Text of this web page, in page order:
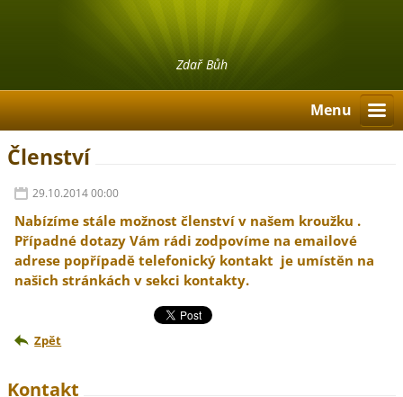
Zdař Bůh
Menu
Členství
29.10.2014 00:00
Nabízíme stále možnost členství v našem kroužku .
Případné dotazy Vám rádi zodpovíme na emailové
adrese popřípadě telefonický kontakt je umístěn na
našich stránkách v sekci kontakty.
Zpět
Kontakt